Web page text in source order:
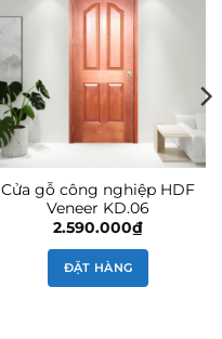
Cửa gỗ công nghiệp HDF
Veneer KD.06
2.590.000₫
ĐẶT HÀNG